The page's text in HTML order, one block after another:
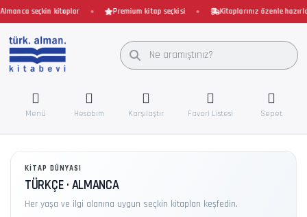
seçkin kitaplar Premium kitap seçkisi Kitaplarınız özenle
Menü Hesabım Karşılaştır Favori Listesi Sepet
KITAP DÜNYASI
TÜRKÇE · ALMANCA
Her yaşa ve ilgi alanına uygun seçkin kitapları keşfedin.